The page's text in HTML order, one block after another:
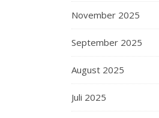
November 2025
September 2025
August 2025
Juli 2025